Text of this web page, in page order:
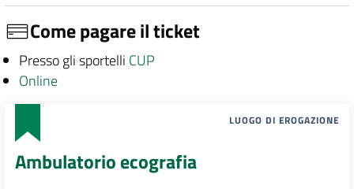
Come pagare il ticket
Presso gli sportelli CUP
Online
LUOGO DI EROGAZIONE
Ambulatorio ecografia